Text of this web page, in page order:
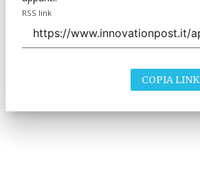
RSS link
COPIA LINK